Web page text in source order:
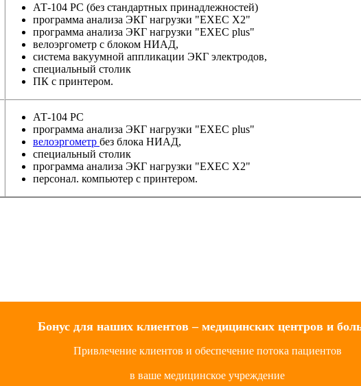
АТ-104 PC (без стандартных принадлежностей)
программа анализа ЭКГ нагрузки "EXEC X2"
программа анализа ЭКГ нагрузки "EXEC plus"
велоэргометр c блоком НИАД,
система вакуумной аппликации ЭКГ электродов,
специальный столик
ПК с принтером.
АТ-104 PC
программа анализа ЭКГ нагрузки "EXEC plus"
велоэргометр без блока НИАД,
специальный столик
программа анализа ЭКГ нагрузки "EXEC X2"
персонал. компьютер с принтером.
Бонус для наших клиентов – медицинских центров и
Привлечение клиентов и обеспечение потока пациентов
в ваше медицинское учреждение